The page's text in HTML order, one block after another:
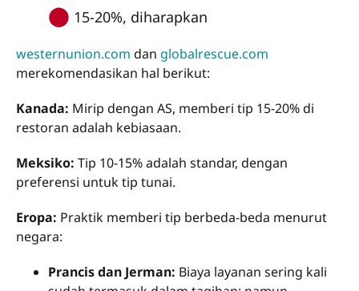
⬤ 15-20%, diharapkan
westernunion.com dan globalrescue.com
merekomendasikan hal berikut:
Kanada: Mirip dengan AS, memberi tip 15-20% di
restoran adalah kebiasaan.
Meksiko: Tip 10-15% adalah standar, dengan
preferensi untuk tip tunai.
Eropa: Praktik memberi tip berbeda-beda menurut
negara:
Prancis dan Jerman: Biaya layanan sering kali